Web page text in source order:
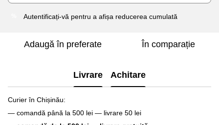
Autentificați-vă pentru a afișa reducerea cumulată
Adaugă în preferate În comparație
Livrare Achitare
Curier în Chișinău:
— comandă până la 500 lei — livrare 50 lei